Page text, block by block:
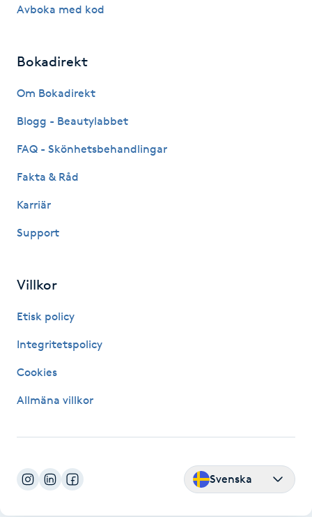
Gravidmassage
Gravidyoga
Gua Sha-massage
Hatha Yoga
Healing
Herrklippning
Hollywood Peel
Avboka med kod
Bokadirekt
Om Bokadirekt
Blogg - Beautylabbet
FAQ - Skönhetsbehandlingar
Fakta & Råd
Karriär
Support
Villkor
Etisk policy
Integritetspolicy
Cookies
Allmäna villkor
Svenska